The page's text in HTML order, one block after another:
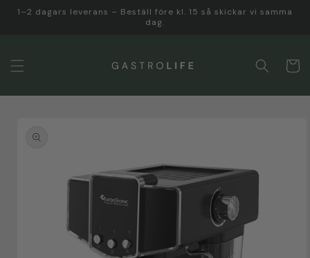
vidare
1–2 dagars leverans – Beställ före kl. 15 så skickar vi samma
dag.